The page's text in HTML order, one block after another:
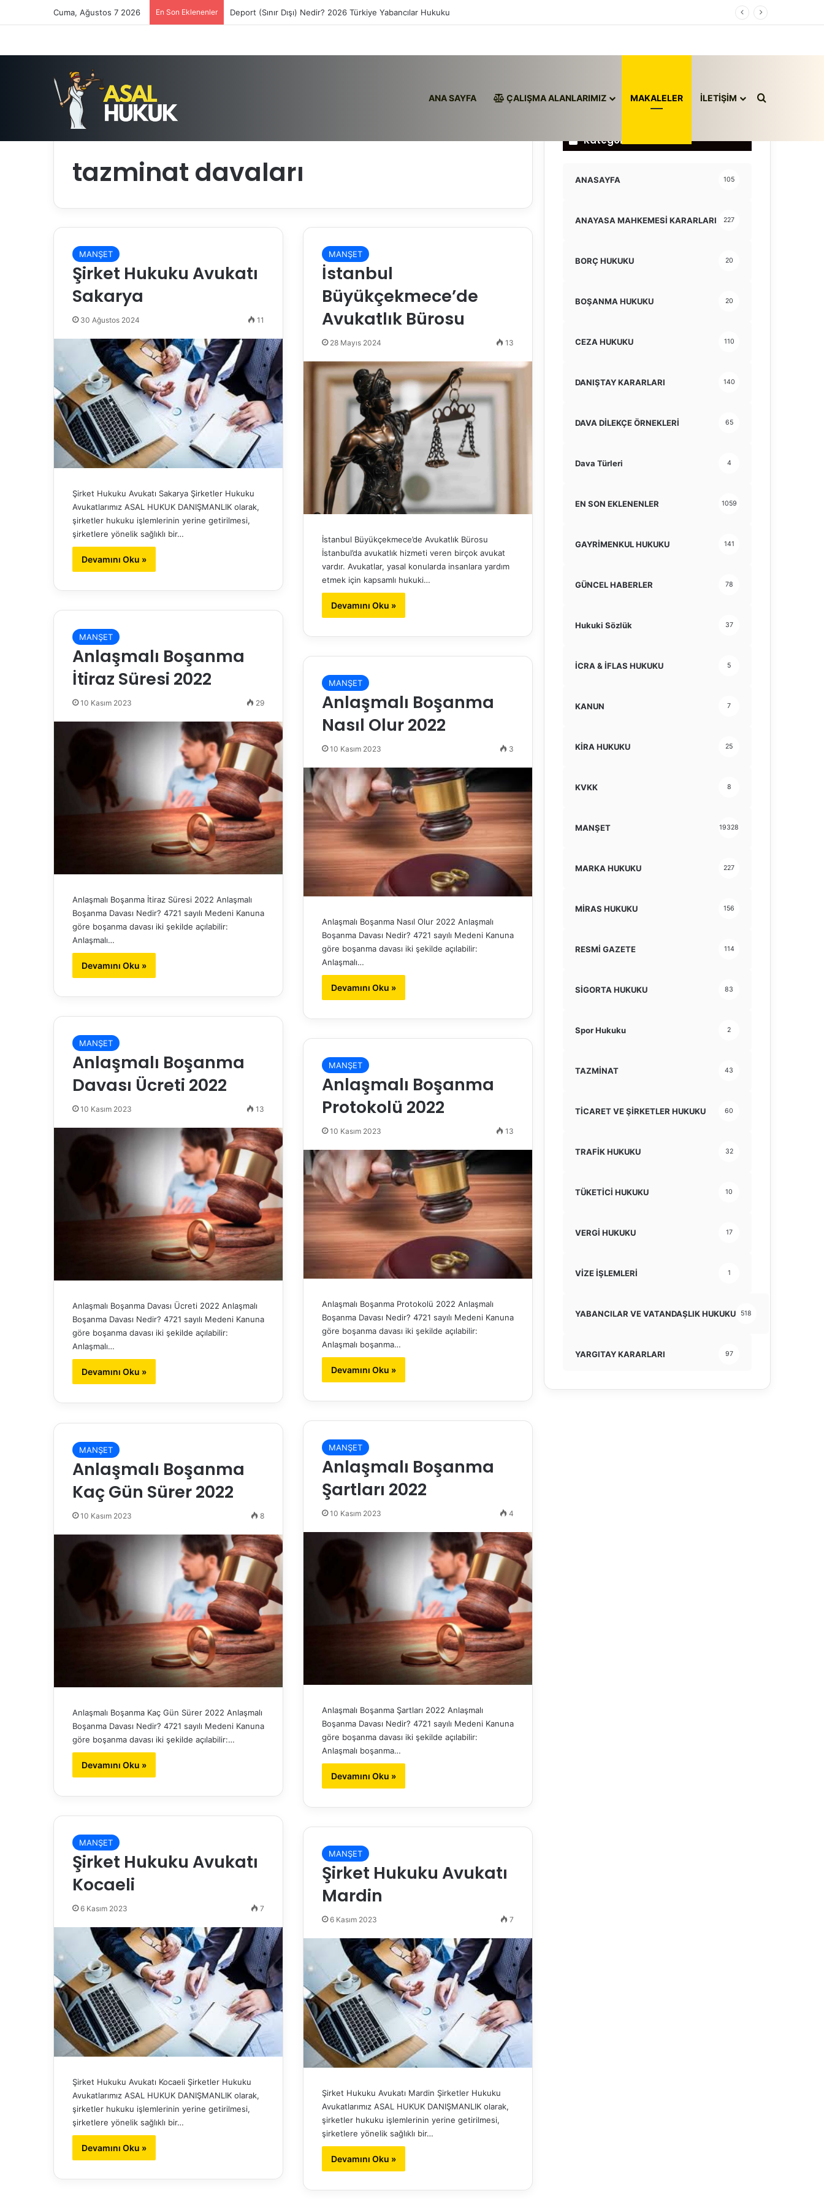
Cuma, Ağustos 7 2026 En Son Eklenenler Deport (Sınır Dışı) Nedir? 2026 Türkiye Yabancılar Hukuku
ANA SAYFA ÇALIŞMA ALANLARIMIZ MAKALELER İLETİŞİM Arama yap
tazminat davaları
MANŞET
Şirket Hukuku Avukatı
Sakarya
30 Ağustos 2024 11
Şirket Hukuku Avukatı Sakarya Şirketler Hukuku
Avukatlarımız ASAL HUKUK DANIŞMANLIK olarak,
şirketler hukuku işlemlerinin yerine getirilmesi,
şirketlere yönelik sağlıklı bir…
Devamını Oku »
MANŞET
İstanbul
Büyükçekmece’de
Avukatlık Bürosu
28 Mayıs 2024 13
İstanbul Büyükçekmece’de Avukatlık Bürosu
İstanbul’da avukatlık hizmeti veren birçok avukat
vardır. Avukatlar, yasal konularda insanlara yardım
etmek için kapsamlı hukuki…
Devamını Oku »
MANŞET
Anlaşmalı Boşanma
İtiraz Süresi 2022
10 Kasım 2023 29
Anlaşmalı Boşanma İtiraz Süresi 2022 Anlaşmalı
Boşanma Davası Nedir? 4721 sayılı Medeni Kanuna
göre boşanma davası iki şekilde açılabilir:
Anlaşmalı…
Devamını Oku »
MANŞET
Anlaşmalı Boşanma
Nasıl Olur 2022
10 Kasım 2023 3
Anlaşmalı Boşanma Nasıl Olur 2022 Anlaşmalı
Boşanma Davası Nedir? 4721 sayılı Medeni Kanuna
göre boşanma davası iki şekilde açılabilir:
Anlaşmalı…
Devamını Oku »
MANŞET
Anlaşmalı Boşanma
Davası Ücreti 2022
10 Kasım 2023 13
Anlaşmalı Boşanma Davası Ücreti 2022 Anlaşmalı
Boşanma Davası Nedir? 4721 sayılı Medeni Kanuna
göre boşanma davası iki şekilde açılabilir:
Anlaşmalı…
Devamını Oku »
MANŞET
Anlaşmalı Boşanma
Protokolü 2022
10 Kasım 2023 13
Anlaşmalı Boşanma Protokolü 2022 Anlaşmalı
Boşanma Davası Nedir? 4721 sayılı Medeni Kanuna
göre boşanma davası iki şekilde açılabilir:
Anlaşmalı boşanma…
Devamını Oku »
MANŞET
Anlaşmalı Boşanma
Şartları 2022
10 Kasım 2023 4
Anlaşmalı Boşanma Şartları 2022 Anlaşmalı
Boşanma Davası Nedir? 4721 sayılı Medeni Kanuna
göre boşanma davası iki şekilde açılabilir:
Anlaşmalı boşanma…
Devamını Oku »
MANŞET
Anlaşmalı Boşanma
Kaç Gün Sürer 2022
10 Kasım 2023 8
Anlaşmalı Boşanma Kaç Gün Sürer 2022 Anlaşmalı
Boşanma Davası Nedir? 4721 sayılı Medeni Kanuna
göre boşanma davası iki şekilde açılabilir:…
Devamını Oku »
MANŞET
Şirket Hukuku Avukatı
Kocaeli
6 Kasım 2023 7
Şirket Hukuku Avukatı Kocaeli Şirketler Hukuku
Avukatlarımız ASAL HUKUK DANIŞMANLIK olarak,
şirketler hukuku işlemlerinin yerine getirilmesi,
şirketlere yönelik sağlıklı bir…
Devamını Oku »
MANŞET
Şirket Hukuku Avukatı
Mardin
6 Kasım 2023 7
Şirket Hukuku Avukatı Mardin Şirketler Hukuku
Avukatlarımız ASAL HUKUK DANIŞMANLIK olarak,
şirketler hukuku işlemlerinin yerine getirilmesi,
şirketlere yönelik sağlıklı bir…
Devamını Oku »
Kategoriler
ANASAYFA 105
ANAYASA MAHKEMESİ KARARLARI 227
BORÇ HUKUKU 20
BOŞANMA HUKUKU 20
CEZA HUKUKU 110
DANIŞTAY KARARLARI 140
DAVA DİLEKÇE ÖRNEKLERİ 65
Dava Türleri 4
EN SON EKLENENLER 1059
GAYRİMENKUL HUKUKU 141
GÜNCEL HABERLER 78
Hukuki Sözlük 37
İCRA & İFLAS HUKUKU 5
KANUN 7
KİRA HUKUKU 25
KVKK 8
MANŞET 19328
MARKA HUKUKU 227
MİRAS HUKUKU 156
RESMİ GAZETE 114
SİGORTA HUKUKU 83
Spor Hukuku 2
TAZMİNAT 43
TİCARET VE ŞİRKETLER HUKUKU 60
TRAFİK HUKUKU 32
TÜKETİCİ HUKUKU 10
VERGİ HUKUKU 17
VİZE İŞLEMLERİ 1
YABANCILAR VE VATANDAŞLIK HUKUKU 518
YARGITAY KARARLARI 97